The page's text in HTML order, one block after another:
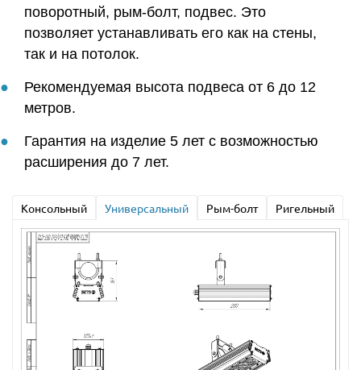
поворотный, рым-болт, подвес. Это
позволяет устанавливать его как на стены,
так и на потолок.
Рекомендуемая высота подвеса от 6 до 12
метров.
Гарантия на изделие 5 лет с возможностью
расширения до 7 лет.
Консольный Универсальный Рым-болт Ригельный